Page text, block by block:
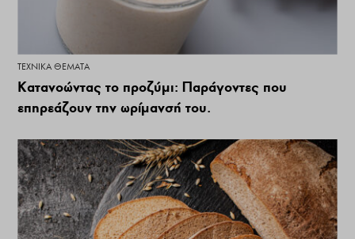
ΤΕΧΝΙΚΆ ΘΈΜΑΤΑ
Κατανοώντας το προζύμι: Παράγοντες που
επηρεάζουν την ωρίμανσή του.